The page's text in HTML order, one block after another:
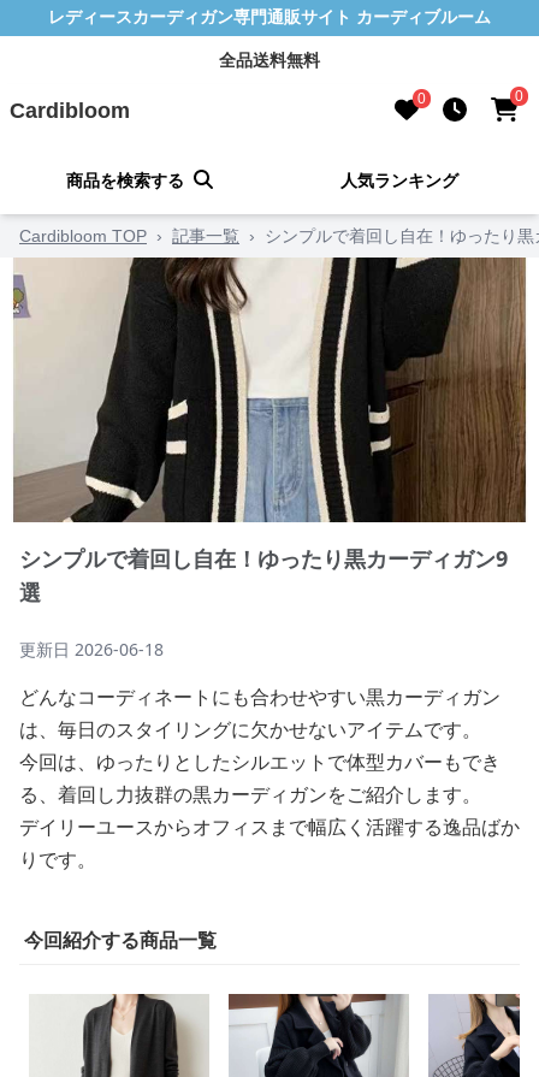
レディースカーディガン専門通販サイト カーディブルーム
全品送料無料
Cardibloom 0 0
商品を検索する 人気ランキング
Cardibloom TOP › 記事一覧 › シンプルで着回し自在！ゆったり
シンプルで着回し自在！ゆったり黒カーディガン9
選
更新日 2026-06-18
どんなコーディネートにも合わせやすい黒カーディガン
は、毎日のスタイリングに欠かせないアイテムです。
今回は、ゆったりとしたシルエットで体型カバーもでき
る、着回し力抜群の黒カーディガンをご紹介します。
デイリーユースからオフィスまで幅広く活躍する逸品ばか
りです。
今回紹介する商品一覧